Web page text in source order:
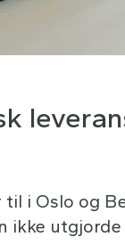
til i Oslo og
ikke